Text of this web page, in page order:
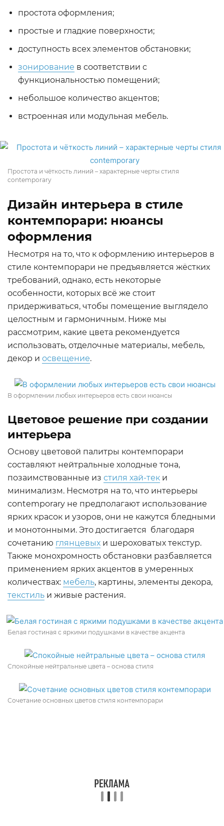
простота оформления;
простые и гладкие поверхности;
доступность всех элементов обстановки;
зонирование в соответствии с
функциональностью помещений;
небольшое количество акцентов;
встроенная или модульная мебель.
Простота и чёткость линий – характерные черты стиля
contemporary
Дизайн интерьера в стиле
контемпорари: нюансы
оформления
Несмотря на то, что к оформлению интерьеров в
стиле контемпорари не предъявляется жёстких
требований, однако, есть некоторые
особенности, которых всё же стоит
придерживаться, чтобы помещение выглядело
целостным и гармоничным. Ниже мы
рассмотрим, какие цвета рекомендуется
использовать, отделочные материалы, мебель,
декор и освещение.
В оформлении любых интерьеров есть свои нюансы
Цветовое решение при создании
интерьера
Основу цветовой палитры контемпорари
составляют нейтральные холодные тона,
позаимствованные из стиля хай-тек и
минимализм. Несмотря на то, что интерьеры
contemporary не предполагают использование
ярких красок и узоров, они не кажутся бледными
и монотонными. Это достигается благодаря
сочетанию глянцевых и шероховатых текстур.
Также монохромность обстановки разбавляется
применением ярких акцентов в умеренных
количествах: мебель, картины, элементы декора,
текстиль и живые растения.
Белая гостиная с яркими подушками в качестве акцента
Спокойные нейтральные цвета – основа стиля
Сочетание основных цветов стиля контемпорари